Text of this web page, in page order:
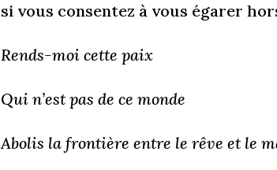
si vous consentez à vous égarer
Rends-moi cette paix
Qui n’est pas de ce monde
Abolis la frontière entre le rêve et le